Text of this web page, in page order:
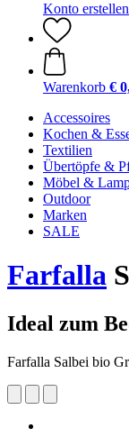
Konto erstellen
Warenkorb €
Accessoires
Kochen &
Textilien
Übertöpfe &
Möbel &
Outdoor
Marken
SALE
Farfalla
Ideal zum
Farfalla Salbei bio